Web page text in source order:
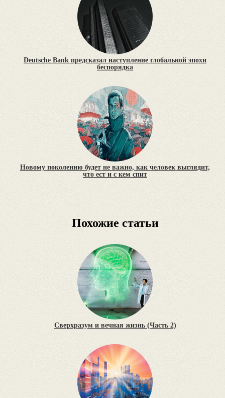
Deutsche Bank предсказал наступление глобальной эпохи
беспорядка
Новому поколению будет не важно, как человек выглядит,
что ест и с кем спит
Похожие статьи
Сверхразум и вечная жизнь (Часть 2)